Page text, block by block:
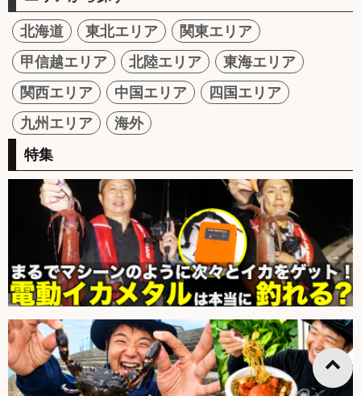
北海道 東北エリア
関東エリア
甲信越エリア
北陸エリア
東海エリア
関西エリア
中国エリア
四国エリア
九州エリア
海外
特集